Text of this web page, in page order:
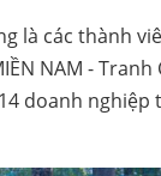
là các thành
NAM - Tranh
doanh nghiệp